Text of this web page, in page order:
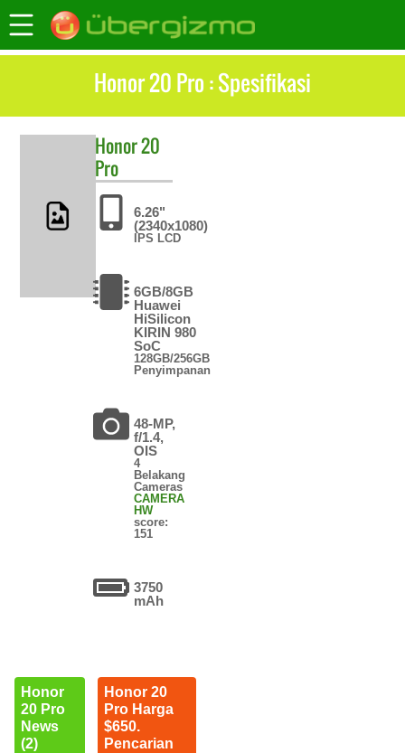
Honor 20 Pro : Spesifikasi
Honor20
Pro
6.26"
(2340x1080)
IPS LCD
6GB/8GB
Huawei
HiSilicon
KIRIN 980
SoC
128GB/256GB
Penyimpanan
48-MP,
f/1.4,
OIS
4
Belakang
Cameras
CAMERA
HW
score:
151
3750
mAh
Honor
20 Pro
News
(2)
Honor 20
Pro Harga
$650.
Pencarian